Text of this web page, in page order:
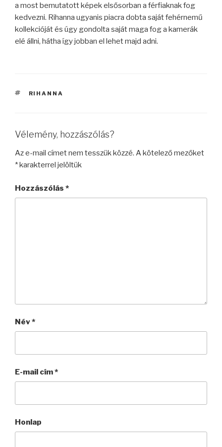
a most bemutatott képek elsősorban a férfiaknak fog
kedvezni. Rihanna ugyanis piacra dobta saját fehérnemű
kollekcióját és úgy gondolta saját maga fog a kamerák
elé állni, hátha így jobban el lehet majd adni.
CÍMKÉK
RIHANNA
Vélemény, hozzászólás?
Az e-mail címet nem tesszük közzé. A kötelező mezőket
* karakterrel jelöltük
Hozzászólás *
Név*
E-mail cím*
Honlap